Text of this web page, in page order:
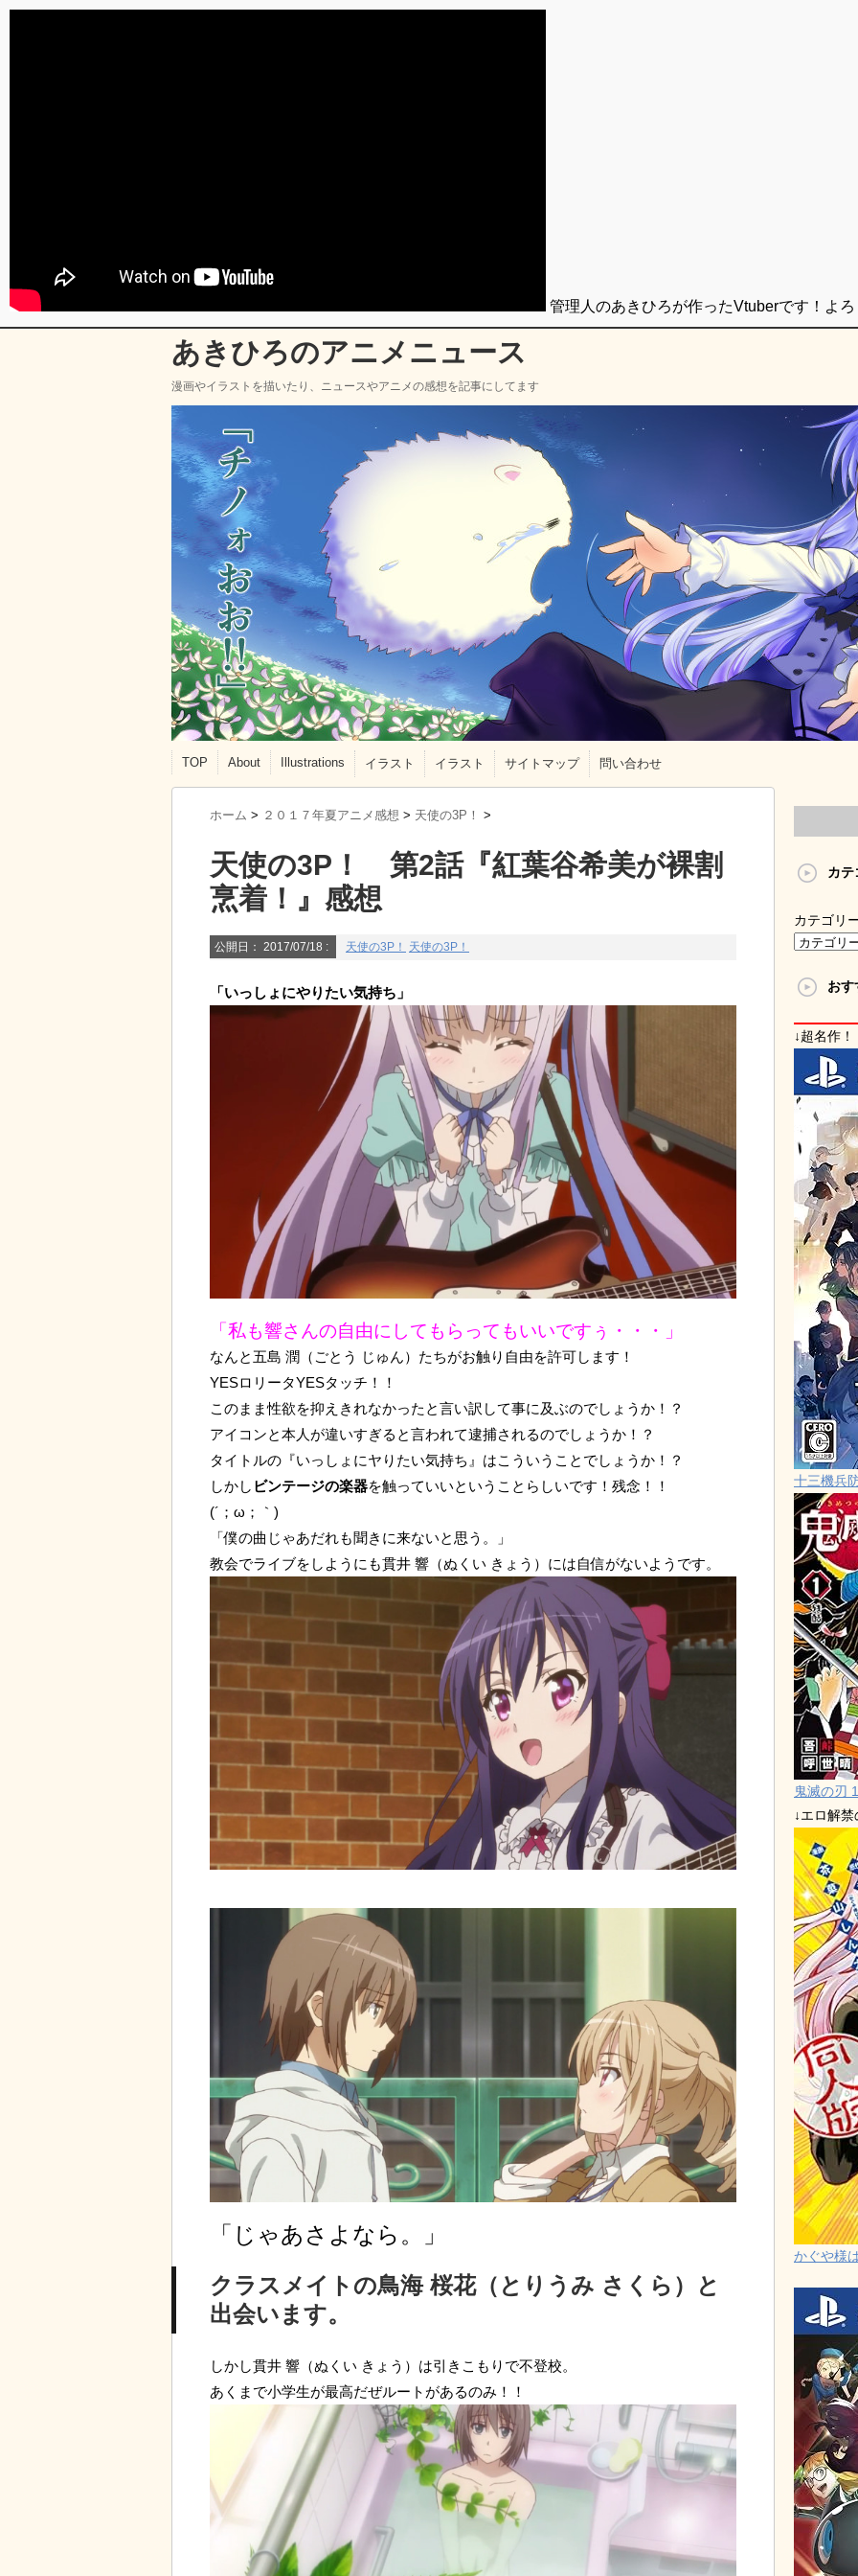
あきひろのアニメニュース
漫画やイラストを描いたり、ニュースやアニメの感想を記事にしてます
TOP About Illustrations イラスト イラスト サイトマップ 問い合わせ
ホーム > ２０１７年夏アニメ感想 > 天使の3P！ >
天使の3P！ 第2話『紅葉谷希美が裸割
烹着！』感想
公開日： 2017/07/18 : 天使の3P！ 天使の3P！
「いっしょにやりたい気持ち」
「私も響さんの自由にしてもらってもいいですぅ・・・」
なんと五島 潤（ごとう じゅん）たちがお触り自由を許可します！
YESロリータYESタッチ！！
このまま性欲を抑えきれなかったと言い訳して事に及ぶのでしょうか！？
アイコンと本人が違いすぎると言われて逮捕されるのでしょうか！？
タイトルの『いっしょにヤりたい気持ち』はこういうことでしょうか！？
しかし ビンテージの楽器を触っていいということらしいです！残念！！
(´；ω；｀)
「僕の曲じゃあだれも聞きに来ないと思う。」
教会でライブをしようにも貫井 響（ぬくい きょう）には自信がないようです。
「じゃあさよなら。」
クラスメイトの鳥海 桜花（とりうみ さくら）と
出会います。
しかし貫井 響（ぬくい きょう）は引きこもりで不登校。
あくまで小学生が最高だぜルートがあるのみ！！
カテ
カテゴリ
お
↓超名作！
十三機兵
鬼滅の刃
↓エロ解
かぐや様
管理人のあきひろが作ったVtuberです！よ